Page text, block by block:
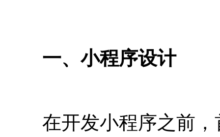
一、小程序设计
在开发小程序之前，